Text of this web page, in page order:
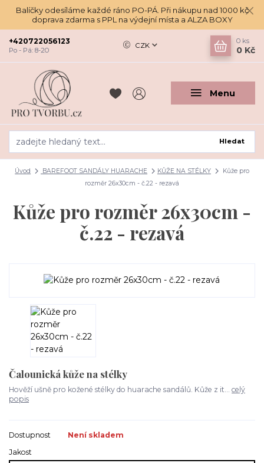
Balíčky odesíláme každé ráno PO-PÁ. Při nákupu nad 1000 kč
doprava zdarma s PPL na výdejní místa a ALZA BOXY
Menu
CZK
Hledat
+420722056123
Po - Pá: 8-20
0 ks
0 Kč
Úvod BAREFOOT SANDÁLY HUARACHE KŮŽE NA STÉLKY
Kůže pro
rozměr 26x30cm - č.22 - rezavá
Kůže pro rozměr 26x30cm -
č.22 - rezavá
Čalounická kůže na stélky
Hověží ušně pro kožené stélky do huarache sandálů. Kůže z it... celý
popis
Dostupnost
Není skladem
Jakost